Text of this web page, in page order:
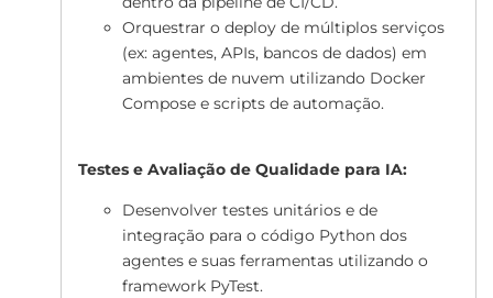
Orquestrar o deploy de múltiplos serviços
(ex: agentes, APIs, bancos de dados) em
ambientes de nuvem utilizando Docker
Compose e scripts de automação.
Testes e Avaliação de Qualidade para IA:
Desenvolver testes unitários e de
integração para o código Python dos
agentes e suas ferramentas utilizando o
framework PyTest.